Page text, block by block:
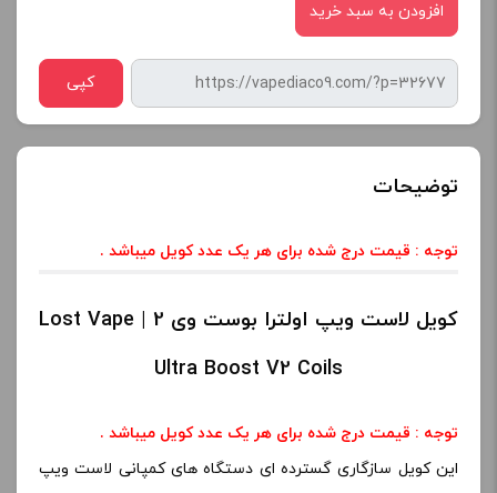
افزودن به سبد خرید
کپی
توضیحات
توجه : قیمت درج شده برای هر یک عدد کویل میباشد .
کویل لاست ویپ اولترا بوست وی 2 | Lost Vape
Ultra Boost V2 Coils
توجه : قیمت درج شده برای هر یک عدد کویل میباشد .
این کویل سازگاری گسترده ای دستگاه های کمپانی لاست ویپ